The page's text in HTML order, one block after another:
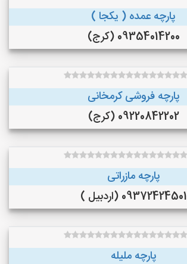
پارچه عمده ( یکجا )
09354014200 (کرج)
پارچه فروشی کرمخانی
09220842202 (کرج)
پارچه مازراتی
09372424501 (اردبیل )
پارچه ملیله